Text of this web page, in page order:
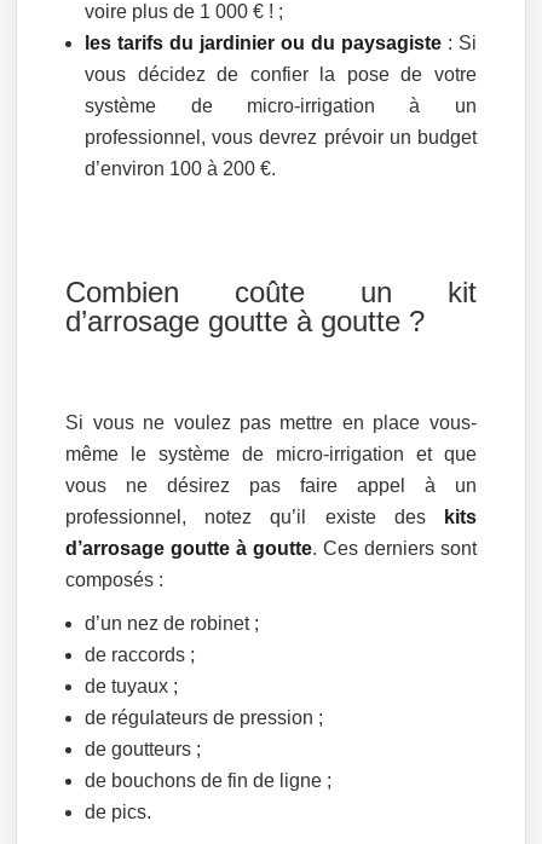
voire plus de 1 000 € ! ;
les tarifs du jardinier ou du paysagiste: Si
vous décidez de confier la pose de votre
système de micro-irrigation à un
professionnel, vous devrez prévoir un budget
d’environ 100 à 200 €.
Combien coûte un kit
d’arrosage goutte à goutte ?
Si vous ne voulez pas mettre en place vous-
même le système de micro-irrigation et que
vous ne désirez pas faire appel à un
professionnel, notez qu’il existe des
kits
d’arrosage goutte à goutte. Ces derniers sont
composés :
d’un nez de robinet ;
de raccords ;
de tuyaux ;
de régulateurs de pression ;
de goutteurs ;
de bouchons de fin de ligne ;
de pics.